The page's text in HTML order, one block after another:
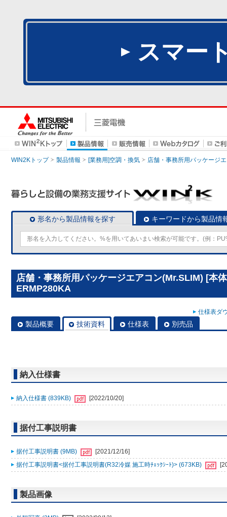
スマー
WIN2Kトップ 製品情報 [業務用]空調・換気 店舗・事務所用パッケージ
形名から製品情報を探す キーワードから製品情
店舗・事務所用パッケージエアコン(Mr.SLIM) [本
ERMP280KA
仕様表ダ
製品概要 技術資料 仕様表 別売品
納入仕様書
納入仕様書 (839KB) [2022/10/20]
据付工事説明書
据付工事説明書 (9MB)
[2021/12/16]
据付工事説明書<据付工事説明書(R32冷媒 施工時ﾁｪｯｸｼｰﾄ)> (673KB)
製品画像